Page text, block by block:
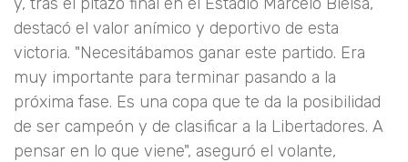
destacó el valor anímico y deportivo de esta
victoria. "Necesitábamos ganar este partido. Era
muy importante para terminar pasando a la
próxima fase. Es una copa que te da la posibilidad
de ser campeón y de clasificar a la Libertadores. A
pensar en lo que viene", aseguró el volante,